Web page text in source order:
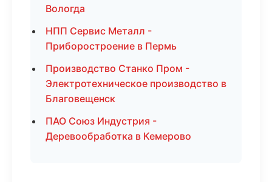
Вологда
НПП Сервис Металл -
Приборостроение в Пермь
Производство Станко Пром -
Электротехническое производство в
Благовещенск
ПАО Союз Индустрия -
Деревообработка в Кемерово